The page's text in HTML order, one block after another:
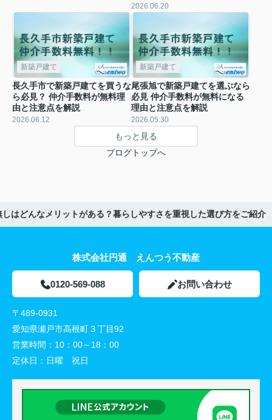
2026.06.20
新築戸建て
長久手市で新築戸建てを買うな
ら必見？ 仲介手数料が無料理
由と注意点を解説
2026.06.12
新築戸建て
尾張旭で新築戸建てを選ぶなら
必見 仲介手数料が無料になる
理由と注意点を解説
2026.05.30
もっと見る
ブログトップへ
はどんなメリットがある？暮らしやすさを重視した選び方をご紹介
株式会社円通 えんつう不動産
0120-569-088 お問い合わせ
〒489-0931
愛知県瀬戸市高根町３丁目92
営業時間： 10：00～18：00
定休日： 日曜 祝日